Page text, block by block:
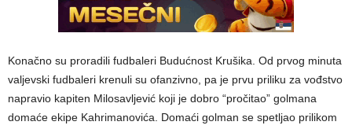
Konačno su proradili fudbaleri Budućnost Krušika. Od prvog minuta
valjevski fudbaleri krenuli su ofanzivno, pa je prvu priliku za vođstvo
napravio kapiten Milosavljević koji je dobro “pročitao” golmana
domaće ekipe Kahrimanovića. Domaći golman se spetljao prilikom